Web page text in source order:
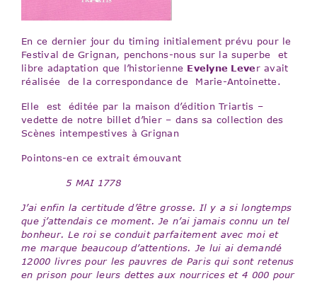
En ce dernier jour du timing initialement prévu pour le
Festival de Grignan, penchons-nous sur la superbe et
libre adaptation que l’historienne Evelyne Lever avait
réalisée de la correspondance de Marie-Antoinette.
Elle est éditée par la maison d’édition Triartis –
vedette de notre billet d’hier – dans sa collection des
Scènes intempestives à Grignan
Pointons-en ce extrait émouvant
5 MAI 1778
J’ai enfin la certitude d’être grosse. Il y a si longtemps
que j’attendais ce moment. Je n’ai jamais connu un tel
bonheur. Le roi se conduit parfaitement avec moi et
me marque beaucoup d’attentions. Je lui ai demandé
12000 livres pour les pauvres de Paris qui sont retenus
en prison pour leurs dettes aux nourrices et 4 000 pour